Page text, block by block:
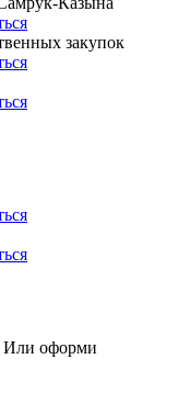
закупок
Или оформи